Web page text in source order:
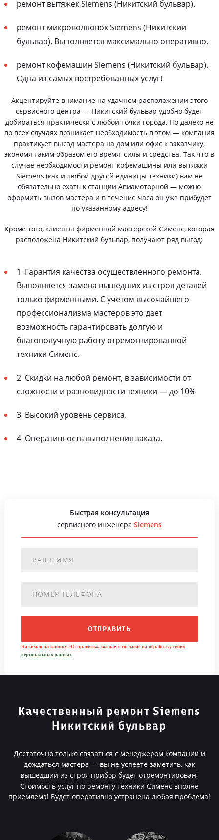
ремонт вытяжек Siemens (Никитский бульвар).
ремонт микроволновок Siemens (Никитский
бульвар). Выполняется максимально оперативно.
ремонт кофемашин Siemens (Никитский бульвар).
Одна из самых востребованных услуг!
Акцентируйте внимание на удачном расположении этого
сервисного центра — Никитский бульвар удобно будет
добираться практически с любой точки города. Но далеко не
во всех случаях возникает необходимость в этом — компания
практикует выезд мастера на дом или офис к заказчику,
экономя таким образом его время, силы и средства. Так что в
случае необходимости ремонт кофемашины или вытяжки
Siemens (как и любой другой единицы техники) вам не
обязательно ехать к станции Авиамоторной — можно
оформить вызов мастера и в течение часа он уже прибудет
по указанному адресу!
Кроме того, клиенты фирменной мастерской Сименс, которая
расположена Никитский бульвар, получают ряд выгод:
1. Гарантия качества осуществленного ремонта.
Выполняется замена вышедших из строя деталей
только фирменными. С учетом высочайшего
профессионализма мастеров это дает
возможность гарантировать долгую и
благополучную работу отремонтированной
техники Сименс.
2. Скидки на любой ремонт, в зависимости от
сложности и разновидности техники — до 10%
3. Высокий уровень сервиса.
4. Оперативность выполнения заказа.
Быстрая консультация
сервисного инженера Siemens
ОТПРАВИТЬ
Нажимая на кнопку «Отправить», вы даете согласие на обработку своих
персональных данных
Качественный ремонт Siemens
Никитский бульвар
Достаточно только связаться с менеджером компании и
дождаться мастера — вы не успеете заметить, как
вышедший из строя прибор будет отремонтирован!
Стоимость услуг по ремонту техники Сименс вполне
приемлема! Будет оперативно устранена любая проблема!